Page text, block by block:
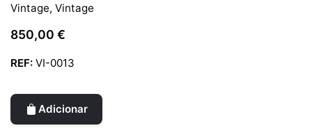
Vintage, Vintage
850,00 €
REF: VI-0013
Adicionar